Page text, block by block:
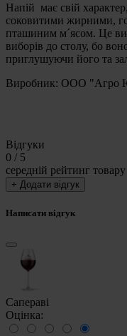
Напій має свій
соковитими жирними,
пташиним м´ясом. Це
виборів до столу, бо
приглушуючи його та
Виробник: ООО "Агро
Відгуки
0 / 5
середній рейтинг товару
+ Додати відгук
Написати відгук
Сапераві
Оцінка: